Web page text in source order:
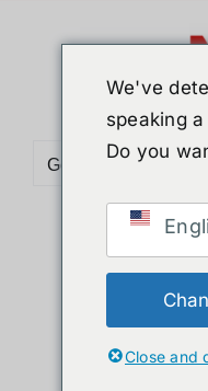
Go to...
Sort byPrice
Show12
We've
speaking
Do you
Close and